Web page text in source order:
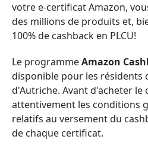
votre e-certificatAmazon,
des millions de produits et,
100% de cashback en PLCU!
Le programmeAmazon
disponible pour les résidents
d'Autriche. Avant d'acheter le
attentivement les conditions
relatifs au versement du
de chaque certificat.